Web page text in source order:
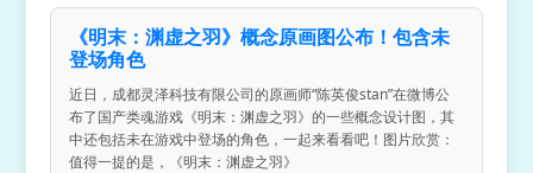
《明末：渊虚之羽》概念原画图公布！包含未
登场角色
近日，成都灵泽科技有限公司的原画师“陈英俊stan”在微博公
布了国产类魂游戏《明末：渊虚之羽》的一些概念设计图，其
中还包括未在游戏中登场的角色，一起来看看吧！图片欣赏：
值得一提的是，《明末：渊虚之羽》